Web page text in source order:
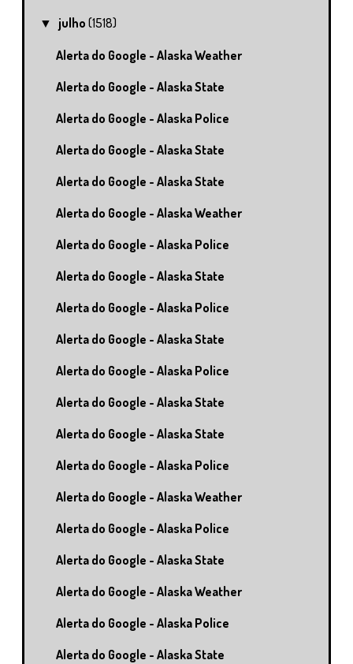
▼ julho(1518)
Alerta do Google - Alaska Weather
Alerta do Google - Alaska State
Alerta do Google - Alaska Police
Alerta do Google - Alaska State
Alerta do Google - Alaska State
Alerta do Google - Alaska Weather
Alerta do Google - Alaska Police
Alerta do Google - Alaska State
Alerta do Google - Alaska Police
Alerta do Google - Alaska State
Alerta do Google - Alaska Police
Alerta do Google - Alaska State
Alerta do Google - Alaska State
Alerta do Google - Alaska Police
Alerta do Google - Alaska Weather
Alerta do Google - Alaska Police
Alerta do Google - Alaska State
Alerta do Google - Alaska Weather
Alerta do Google - Alaska Police
Alerta do Google - Alaska State